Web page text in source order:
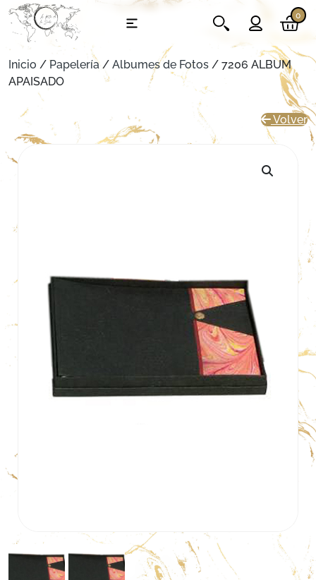
0
Inicio / Papelería / Albumes de Fotos / 7206 ALBUM
APAISADO
Volver